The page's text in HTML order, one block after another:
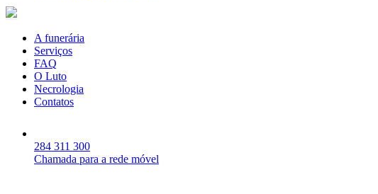
A funerária
Serviços
FAQ
O Luto
Necrologia
Contatos
284 311 300
Chamada para a rede móvel